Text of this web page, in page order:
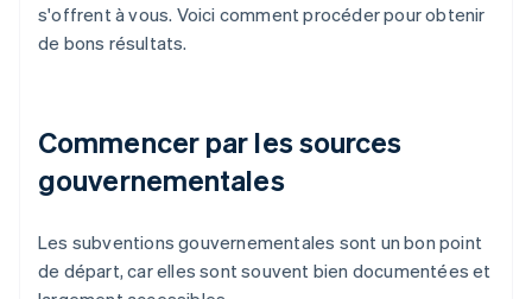
s'offrent à vous. Voici comment procéder pour obtenir
de bons résultats.
Commencer par les sources
gouvernementales
Les subventions gouvernementales sont un bon point
de départ, car elles sont souvent bien documentées et